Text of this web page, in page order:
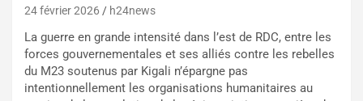
24 février 2026 h24news
La guerre en grande intensité dans l’est de RDC, entre les
forces gouvernementales et ses alliés contre les rebelles
du M23 soutenus par Kigali n’épargne pas
intentionnellement les organisations humanitaires au